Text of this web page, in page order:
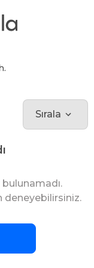
Sırala
deneyebilirsiniz.